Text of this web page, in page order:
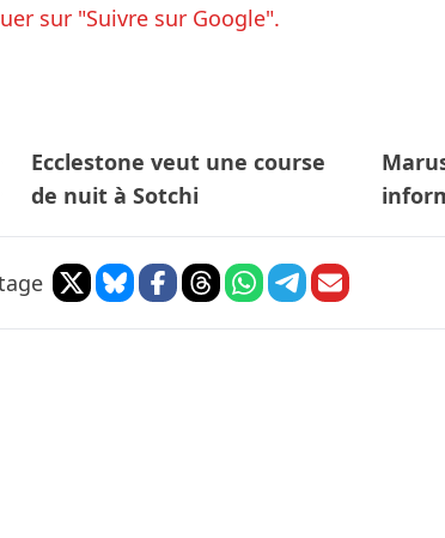
sur "Suivre sur Google".
Ecclestone veut une course
de nuit à Sotchi